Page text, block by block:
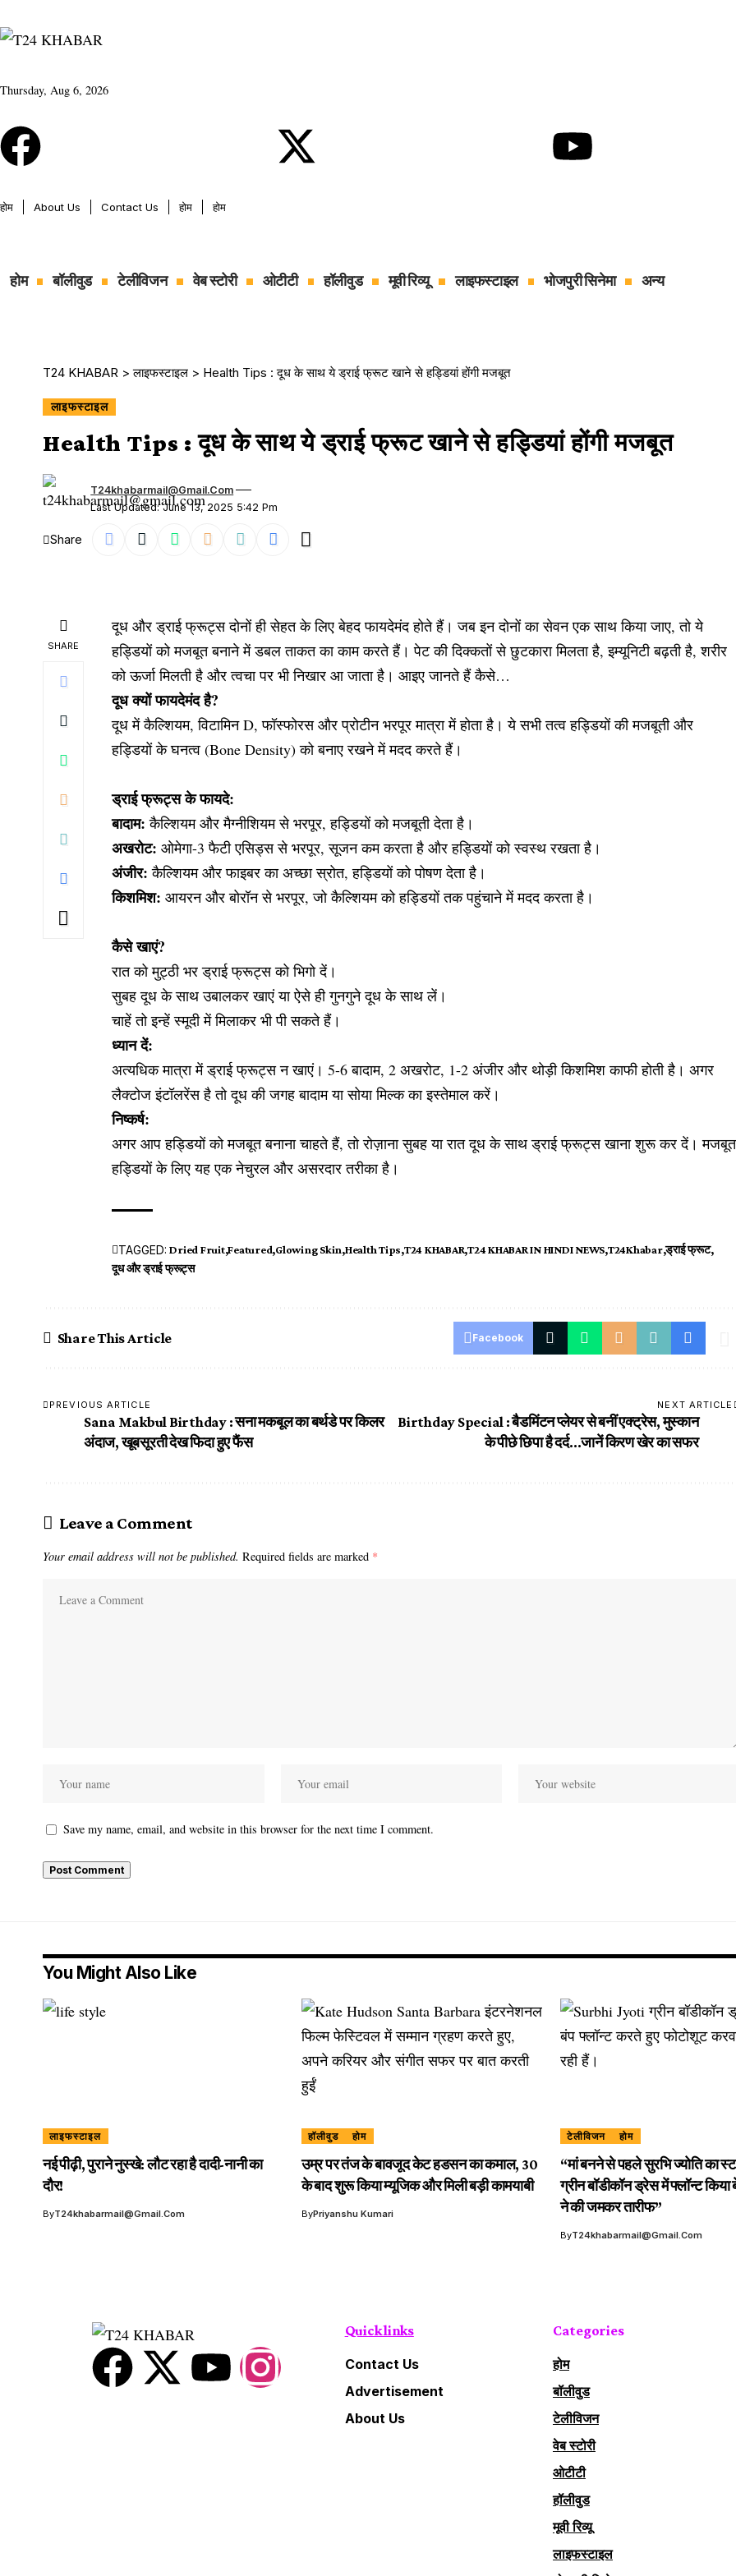
Thursday, Aug 6, 2026
होम About Us Contact Us होम होम
होम बॉलीवुड टेलीविजन वेब स्टोरी ओटीटी हॉलीवुड मूवी रिव्यू लाइफस्टाइल भोजपुरी सिनेमा अन्य
T24 KHABAR >लाइफस्टाइल > Health Tips : दूध के साथ ये ड्राई फ्रूट खाने से हड्डियां होंगी मजबूत
लाइफस्टाइल
Health Tips : दूध के साथ ये ड्राई फ्रूट खाने से हड्डियां होंगी मजबूत
Last Updated: June 13, 2025 5:42 Pm
T24khabarmail@gmail.com
Share
SHARE
दूध और ड्राई फ्रूट्स दोनों ही सेहत के लिए बेहद फायदेमंद होते हैं। जब इन दोनों का सेवन एक साथ किया जाए, तो ये
हड्डियों को मजबूत बनाने में डबल ताकत का काम करते हैं। पेट की दिक्कतों से छुटकारा मिलता है, इम्यूनिटी बढ़ती है, शरीर
को ऊर्जा मिलती है और त्वचा पर भी निखार आ जाता है। आइए जानते हैं कैसे…
दूध क्यों फायदेमंद है?
दूध में कैल्शियम, विटामिन D, फॉस्फोरस और प्रोटीन भरपूर मात्रा में होता है। ये सभी तत्व हड्डियों की मजबूती और
हड्डियों के घनत्व (Bone Density) को बनाए रखने में मदद करते हैं।
ड्राई फ्रूट्स के फायदे:
बादाम:कैल्शियम और मैग्नीशियम से भरपूर, हड्डियों को मजबूती देता है।
अखरोट:ओमेगा-3 फैटी एसिड्स से भरपूर, सूजन कम करता है और हड्डियों को स्वस्थ रखता है।
अंजीर:कैल्शियम और फाइबर का अच्छा स्रोत, हड्डियों को पोषण देता है।
किशमिश:आयरन और बोरॉन से भरपूर, जो कैल्शियम को हड्डियों तक पहुंचाने में मदद करता है।
कैसे खाएं?
रात को मुट्ठी भर ड्राई फ्रूट्स को भिगो दें।
सुबह दूध के साथ उबालकर खाएं या ऐसे ही गुनगुने दूध के साथ लें।
चाहें तो इन्हें स्मूदी में मिलाकर भी पी सकते हैं।
ध्यान दें:
अत्यधिक मात्रा में ड्राई फ्रूट्स न खाएं। 5-6 बादाम, 2 अखरोट, 1-2 अंजीर और थोड़ी किशमिश काफी होती है। अगर
लैक्टोज इंटॉलरेंस है तो दूध की जगह बादाम या सोया मिल्क का इस्तेमाल करें।
निष्कर्ष:
अगर आप हड्डियों को मजबूत बनाना चाहते हैं, तो रोज़ाना सुबह या रात दूध के साथ ड्राई फ्रूट्स खाना शुरू कर दें। मजबूत
हड्डियों के लिए यह एक नेचुरल और असरदार तरीका है।
TAGGED: Dried Fruit Featured Glowing Skin Health Tips T24 KHABAR T24 KHABAR IN HINDI NEWS T24Khabar ड्राई फ्रूट
दूध और ड्राई फ्रूट्स
Share This Article Facebook
PREVIOUS ARTICLE
Sana Makbul Birthday : सना मकबूल का बर्थडे पर किलर
अंदाज, खूबसूरती देख फिदा हुए फैंस
NEXT ARTICLE
Birthday Special : बैडमिंटन प्लेयर से बनीं एक्ट्रेस, मुस्कान
के पीछे छिपा है दर्द…जानें किरण खेर का सफर
Leave a Comment
Your email address will not be published. Required fields are marked *
Save my name, email, and website in this browser for the next time I comment.
You Might Also Like
लाइफस्टाइल
नई पीढ़ी, पुराने नुस्खे: लौट रहा है दादी-नानी का
दौर!
ByT24khabarmail@gmail.com
हॉलीवुड होम
उम्र पर तंज के बावजूद केट हडसन का कमाल, 30
के बाद शुरू किया म्यूजिक और मिली बड़ी कामयाबी
ByPriyanshu Kumari
टेलीविजन होम
“मां बनने से पहले सुरभि ज्योति का
ग्रीन बॉडीकॉन ड्रेस में फ्लॉन्ट
ने की जमकर तारीफ”
ByT24khabarmail@gmail.com
Quick links
Contact Us
Advertisement
About Us
Categories
होम
बॉलीवुड
टेलीविजन
वेब स्टोरी
ओटीटी
हॉलीवुड
मूवी रिव्यू
लाइफस्टाइल